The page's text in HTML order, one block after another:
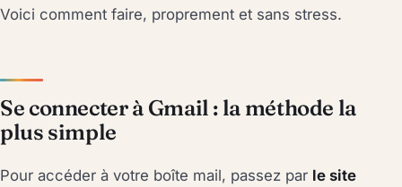
Voici comment faire, proprement et sans stress.
Se connecter à Gmail : la méthode la
plus simple
Pour accéder à votre boîte mail, passez par le site